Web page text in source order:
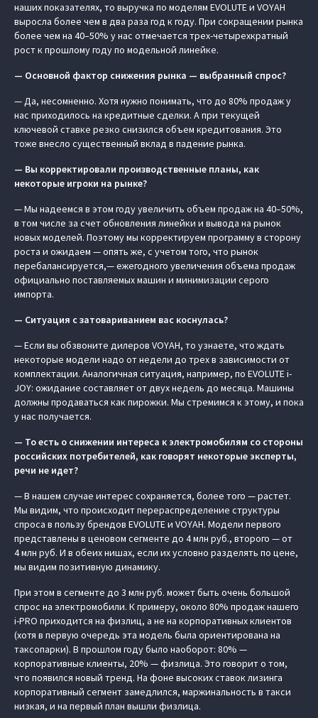
наших показателях, то выручка по моделям EVOLUTE и VOYAH
выросла более чем в два раза год к году. При сокращении рынка
более чем на 40–50% у нас отмечается трех-четырехкратный
рост к прошлому году по модельной линейке.
— Основной фактор снижения рынка — выбранный спрос?
— Да, несомненно. Хотя нужно понимать, что до 80% продаж у
нас приходилось на кредитные сделки. А при текущей
ключевой ставке резко снизился объем кредитования. Это
тоже внесло существенный вклад в падение рынка.
— Вы корректировали производственные планы, как
некоторые игроки на рынке?
— Мы надеемся в этом году увеличить объем продаж на 40–50%,
в том числе за счет обновления линейки и вывода на рынок
новых моделей. Поэтому мы корректируем программу в сторону
роста и ожидаем — опять же, с учетом того, что рынок
перебалансируется,— ежегодного увеличения объема продаж
официально поставляемых машин и минимизации серого
импорта.
— Ситуация с затовариванием вас коснулась?
— Если вы обзвоните дилеров VOYAH, то узнаете, что ждать
некоторые модели надо от недели до трех в зависимости от
комплектации. Аналогичная ситуация, например, по EVOLUTE i-
JOY: ожидание составляет от двух недель до месяца. Машины
должны продаваться как пирожки. Мы стремимся к этому, и пока
у нас получается.
— То есть о снижении интереса к электромобилям со стороны
российских потребителей, как говорят некоторые эксперты,
речи не идет?
— В нашем случае интерес сохраняется, более того — растет.
Мы видим, что происходит перераспределение структуры
спроса в пользу брендов EVOLUTE и VOYAH. Модели первого
представлены в ценовом сегменте до 4 млн руб., второго — от
4 млн руб. И в обеих нишах, если их условно разделять по цене,
мы видим позитивную динамику.
При этом в сегменте до 3 млн руб. может быть очень большой
спрос на электромобили. К примеру, около 80% продаж нашего
i-PRO приходится на физлиц, а не на корпоративных клиентов
(хотя в первую очередь эта модель была ориентирована на
таксопарки). В прошлом году было наоборот: 80% —
корпоративные клиенты, 20% — физлица. Это говорит о том,
что появился новый тренд. На фоне высоких ставок лизинга
корпоративный сегмент замедлился, маржинальность в такси
низкая, и на первый план вышли физлица.